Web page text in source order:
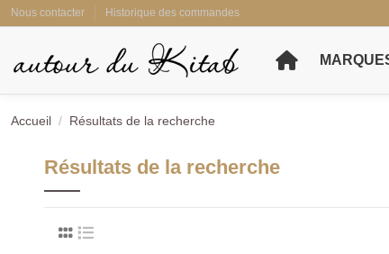
Nous contacter Historique des commandes
Accueil Résultats de la recherche
Résultats de la recherche